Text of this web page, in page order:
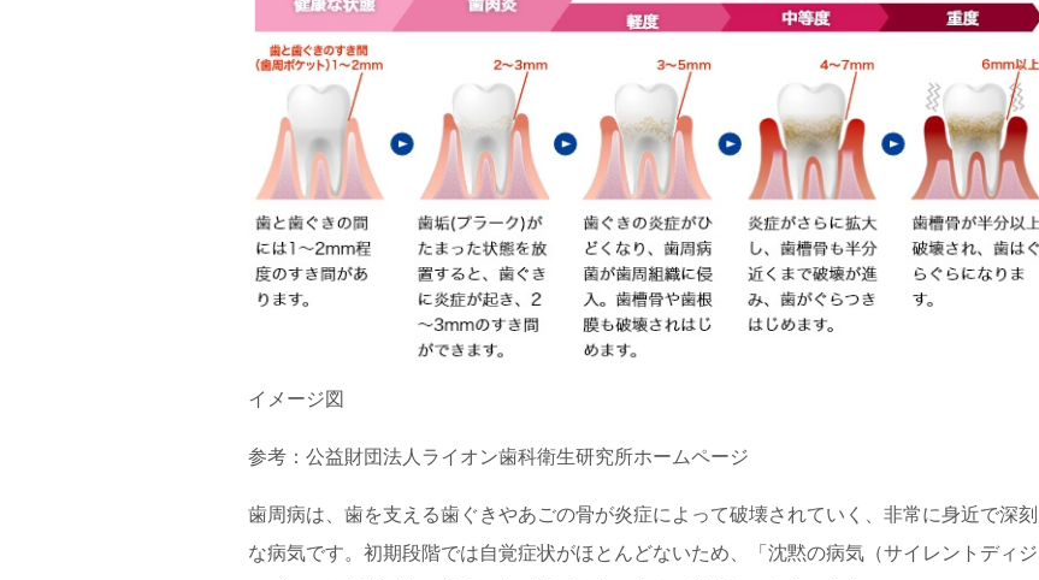
イメージ図
参考： 公益財団法人ライオン歯科衛生研究所ホームページ
歯周病は、歯を支える歯ぐきやあごの骨が炎症によって破壊されていく、非常に身近で深刻
な病気です。初期段階では自覚症状がほとんどないため、「沈黙の病気（サイレントディジ